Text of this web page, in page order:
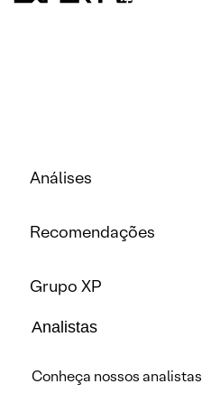
Análises
Recomendações
Grupo XP
Analistas
Conheça nossos analistas